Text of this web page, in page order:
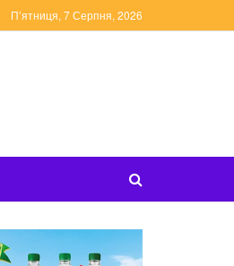
П’ятниця, 7 Серпня, 2026